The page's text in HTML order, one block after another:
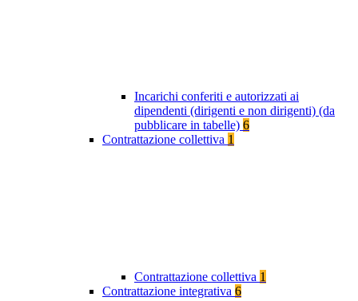
Incarichi conferiti e autorizzati ai
dipendenti (dirigenti e non dirigenti) (da
pubblicare in tabelle) 6
Contrattazione collettiva 1
Contrattazione collettiva 1
Contrattazione integrativa 6